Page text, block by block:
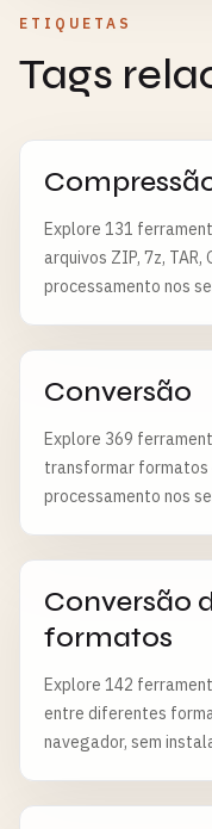
ETIQUETAS
Tags
Explore 131
arquivos ZIP, 7z, TAR,
processamento nos
Conversão
Explore 369
transformar formatos
processamento nos
Conversão
formatos
Explore 142
entre diferentes
navegador, sem